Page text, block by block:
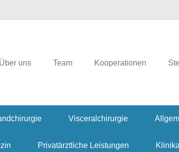
Über uns Team Kooperationen
Visceralchirurgie
Privatärztliche Leistungen